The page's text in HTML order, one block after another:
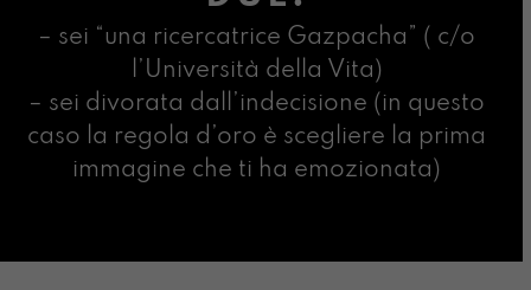
– sei “una ricercatrice Gazpacha” ( c/o
l’Università della Vita)
– sei divorata dall’indecisione (in questo
caso la regola d’oro è scegliere la prima
immagine che ti ha emozionata)